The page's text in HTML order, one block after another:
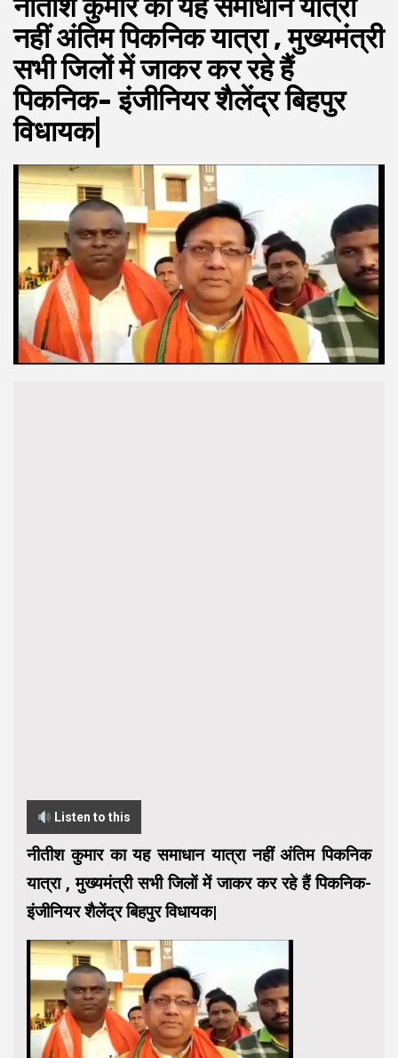
नीतीश कुमार का यह समाधान यात्रा
नहीं अंतिम पिकनिक यात्रा , मुख्यमंत्री
सभी जिलों में जाकर कर रहे हैं
पिकनिक- इंजीनियर शैलेंद्र बिहपुर
विधायक|
Listen to this
नीतीश कुमार का यह समाधान यात्रा नहीं अंतिम पिकनिक
यात्रा , मुख्यमंत्री सभी जिलों में जाकर कर रहे हैं पिकनिक-
इंजीनियर शैलेंद्र बिहपुर विधायक|